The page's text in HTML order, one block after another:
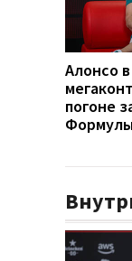
Алонсо
погоне